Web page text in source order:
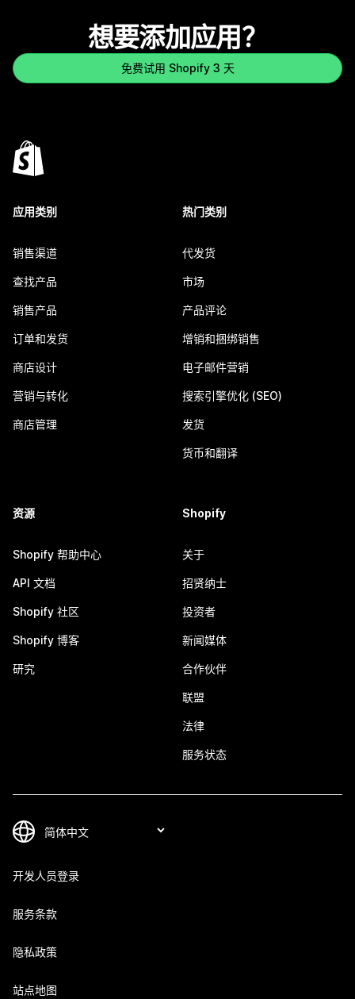
想要添加应用？
免费试用 Shopify 3 天
应用类别
销售渠道
查找产品
销售产品
订单和发货
商店设计
营销与转化
商店管理
热门类别
代发货
市场
产品评论
增销和捆绑销售
电子邮件营销
搜索引擎优化 (SEO)
发货
货币和翻译
资源
Shopify 帮助中心
API 文档
Shopify 社区
Shopify 博客
研究
Shopify
关于
招贤纳士
投资者
新闻媒体
合作伙伴
联盟
法律
服务状态
开发人员登录
服务条款
隐私政策
站点地图